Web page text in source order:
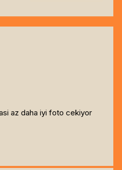
az daha iyi foto cekiyor